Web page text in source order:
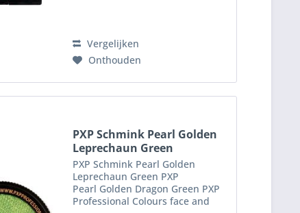
Vergelijken
Onthouden
PXP Schmink Pearl Golden
Leprechaun Green
PXP Schmink Pearl Golden
Leprechaun Green PXP
Pearl Golden Dragon Green PXP
Professional Colours face and